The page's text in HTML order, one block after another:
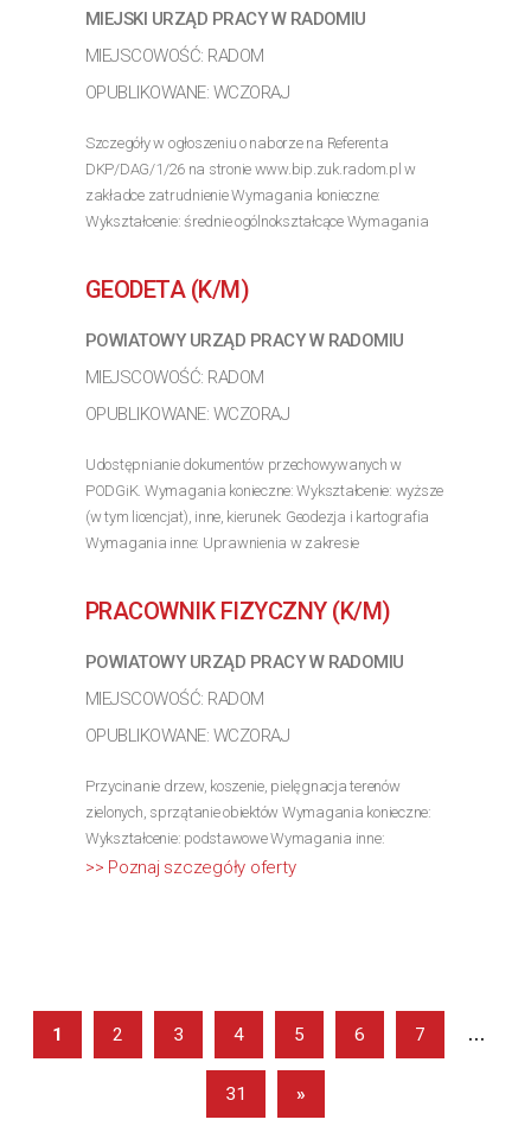
MIEJSKI URZĄD PRACY W RADOMIU
MIEJSCOWOŚĆ: RADOM
OPUBLIKOWANE: WCZORAJ
Szczegóły w ogłoszeniu o naborze na Referenta
DKP/DAG/1/26 na stronie www.bip.zuk.radom.pl w
zakładce zatrudnienie Wymagania konieczne:
Wykształcenie: średnie ogólnokształcące Wymagania
>> Poznaj szczegóły oferty
GEODETA (K/M)
POWIATOWY URZĄD PRACY W RADOMIU
MIEJSCOWOŚĆ: RADOM
OPUBLIKOWANE: WCZORAJ
Udostępnianie dokumentów przechowywanych w
PODGiK. Wymagania konieczne: Wykształcenie: wyższe
(w tym licencjat), inne, kierunek: Geodezja i kartografia
Wymagania inne: Uprawnienia w zakresie
>> Poznaj szczegóły oferty
PRACOWNIK FIZYCZNY (K/M)
POWIATOWY URZĄD PRACY W RADOMIU
MIEJSCOWOŚĆ: RADOM
OPUBLIKOWANE: WCZORAJ
Przycinanie drzew, koszenie, pielęgnacja terenów
zielonych, sprzątanie obiektów Wymagania konieczne:
Wykształcenie: podstawowe Wymagania inne:
>> Poznaj szczegóły oferty
1 2 3 4 5 6 7 ...
31 »